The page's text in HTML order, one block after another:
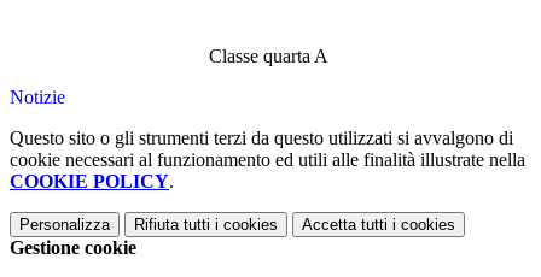
Classe quarta A
Notizie
Questo sito o gli strumenti terzi da questo utilizzati si avvalgono di
cookie necessari al funzionamento ed utili alle finalità illustrate nella
COOKIE POLICY.
Personalizza Rifiuta tutti i cookies Accetta tutti i cookies
Gestione cookie